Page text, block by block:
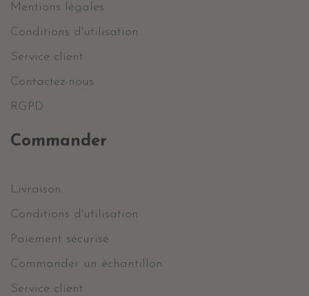
Mentions légales
Conditions d'utilisation
Service client
Contactez-nous
RGPD
Commander
Livraison
Conditions d'utilisation
Paiement sécurisé
Commander un échantillon
Service client